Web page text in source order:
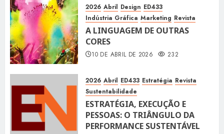
2026 Abril Design ED433
Indústria Gráfica Marketing Revista
A LINGUAGEM DE OUTRAS
CORES
10 DE ABRIL DE 2026 232
2026 Abril ED433 Estratégia Revista
Sustentabilidade
ESTRATÉGIA, EXECUÇÃO E
PESSOAS: O TRIÂNGULO DA
PERFORMANCE SUSTENTÁVEL